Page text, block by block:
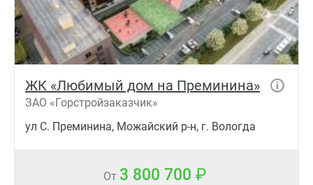
ЖК «Любимый дом на Преминина»
ЗАО «Горстройзаказчик»
ул С. Преминина, Можайский р-н, г. Вологда
От 3 800 700